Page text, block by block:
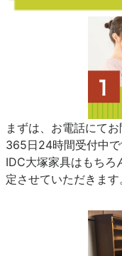
まずは、お電話にてお
365日24時間受付中で
IDC大塚家具はもちろ
定させていただきます